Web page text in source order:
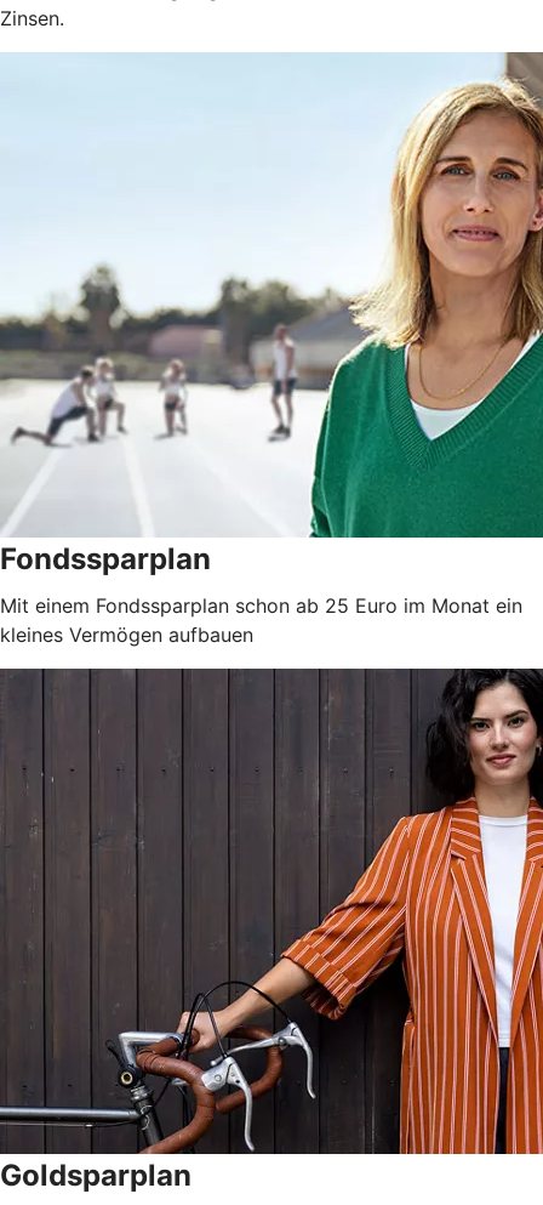
Zinsen.
Fondssparplan
Mit einem Fondssparplan schon ab 25 Euro im Monat ein
kleines Vermögen aufbauen
Goldsparplan